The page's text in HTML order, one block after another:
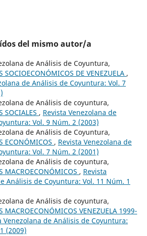
del mismo autor/a
de Análisis de Coyuntura,
SOCIOECONÓMICOS DE VENEZUELA ,
de Análisis de Coyuntura: Vol. 7
de Análisis de coyuntura,
SOCIALES , Revista Venezolana de
Vol. 9 Núm. 2 (2003)
de Análisis de Coyuntura,
ECONÓMICOS , Revista Venezolana de
Vol. 7 Núm. 2 (2001)
de Análisis de coyuntura,
MACROECONÓMICOS , Revista
Análisis de Coyuntura: Vol. 11 Núm. 1
de Análisis de coyuntura,
MACROECONÓMICOS VENEZUELA 1999-
Venezolana de Análisis de Coyuntura:
(2009)